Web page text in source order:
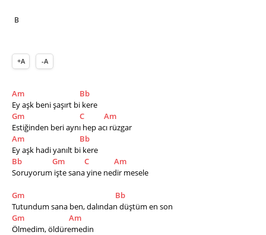
B
+A -A
Am
Bb
Ey aşk beni şaşırt bi kere
Gm
C
Am
Estiğinden beri aynı hep acı rüzgar
Am
Bb
Ey aşk hadi yanılt bi kere
Bb
Gm C
Am
Soruyorum işte sana yine nedir mesele
Gm
Bb
Tutundum sana ben, dalından düştüm en son
Gm
Am
Ölmedim, öldüremedin